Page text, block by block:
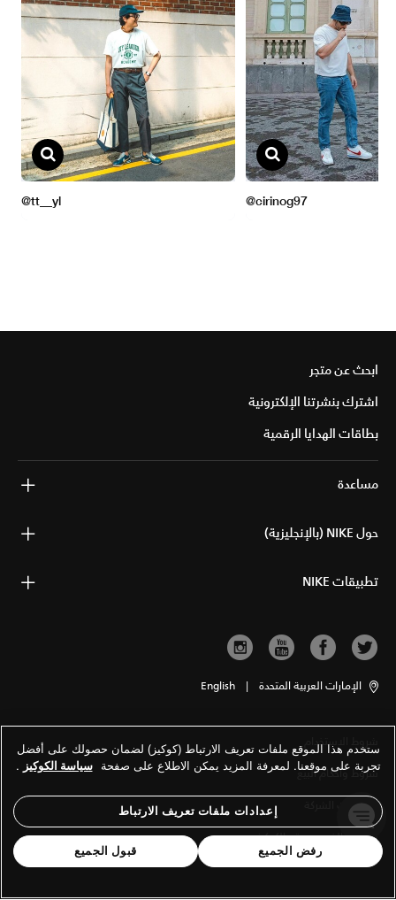
ابحث عن متجر
اشترك بنشرتنا الإلكترونية
بطاقات الهدايا الرقمية
مساعدة
حول NIKE (بالإنجليزية)
تطبيقات NIKE
الإمارات العربية المتحدة |
English
شروط الاستخدام
شروط وأحكام البيع
معلومات الشركة
سياسة الخصوصية والكوكيز
ستخدم هذا الموقع ملفات تعريف الارتباط (كوكيز) لضمان حصولك على أفضل
تجربة على موقعنا. لمعرفة المزيد يمكن الاطلاع على صفحة سياسة الكوكيز .
إعدادات ملفات تعريف الارتباط
رفض الجميع قبول الجميع